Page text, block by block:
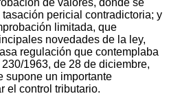
de valores, donde se
pericial contradictoria; y
limitada, que
novedades de la ley,
regulación que contemplaba
1963, de 28 de diciembre,
supone un importante
el control tributario.